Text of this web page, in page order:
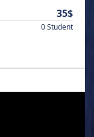
35$
0 Student